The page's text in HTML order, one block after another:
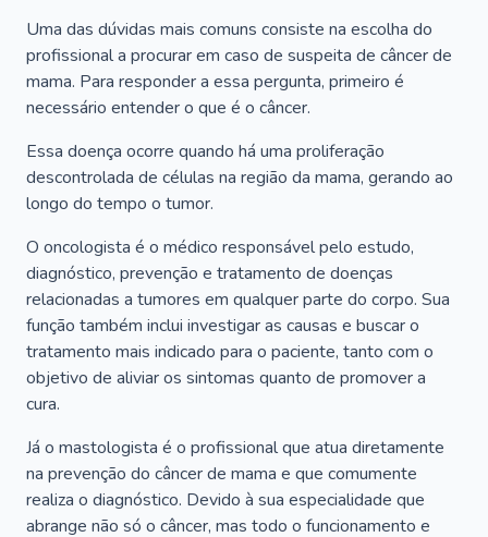
Uma das dúvidas mais comuns consiste na escolha do
profissional a procurar em caso de suspeita de câncer de
mama. Para responder a essa pergunta, primeiro é
necessário entender o que é o câncer.
Essa doença ocorre quando há uma proliferação
descontrolada de células na região da mama, gerando ao
longo do tempo o tumor.
O oncologista é o médico responsável pelo estudo,
diagnóstico, prevenção e tratamento de doenças
relacionadas a tumores em qualquer parte do corpo. Sua
função também inclui investigar as causas e buscar o
tratamento mais indicado para o paciente, tanto com o
objetivo de aliviar os sintomas quanto de promover a
cura.
Já o mastologista é o profissional que atua diretamente
na prevenção do câncer de mama e que comumente
realiza o diagnóstico. Devido à sua especialidade que
abrange não só o câncer, mas todo o funcionamento e